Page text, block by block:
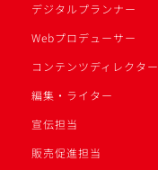
デジタルプランナー
Webプロデューサー
コンテンツディレクター
編集・ライター
宣伝担当
販売促進担当